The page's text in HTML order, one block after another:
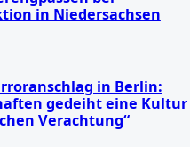
in Niedersachsen
in Berlin:
gedeiht eine Kultur
Verachtung“